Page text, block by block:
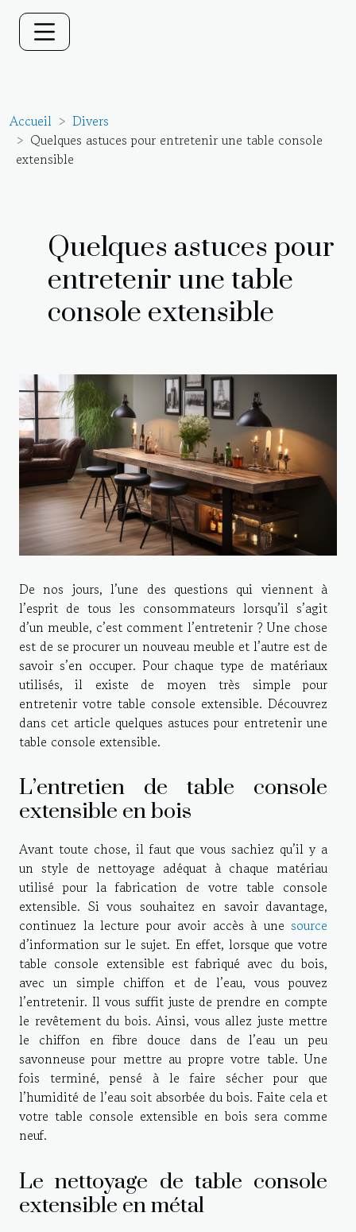
Accueil
Divers
Quelques astuces pour entretenir une table console
extensible
Quelques astuces pour
entretenir une table
console extensible
De nos jours, l’une des questions qui viennent à
l’esprit de tous les consommateurs lorsqu’il s’agit
d’un meuble, c’est comment l’entretenir ? Une chose
est de se procurer un nouveau meuble et l’autre est de
savoir s’en occuper. Pour chaque type de matériaux
utilisés, il existe de moyen très simple pour
entretenir votre table console extensible. Découvrez
dans cet article quelques astuces pour entretenir une
table console extensible.
L’entretien de table console
extensible en bois
Avant toute chose, il faut que vous sachiez qu’il y a
un style de nettoyage adéquat à chaque matériau
utilisé pour la fabrication de votre table console
extensible. Si vous souhaitez en savoir davantage,
continuez la lecture pour avoir accès à une source
d’information sur le sujet. En effet, lorsque que votre
table console extensible est fabriqué avec du bois,
avec un simple chiffon et de l’eau, vous pouvez
l’entretenir. Il vous suffit juste de prendre en compte
le revêtement du bois. Ainsi, vous allez juste mettre
le chiffon en fibre douce dans de l’eau un peu
savonneuse pour mettre au propre votre table. Une
fois terminé, pensé à le faire sécher pour que
l’humidité de l’eau soit absorbée du bois. Faite cela et
votre table console extensible en bois sera comme
neuf.
Le nettoyage de table console
extensible en métal